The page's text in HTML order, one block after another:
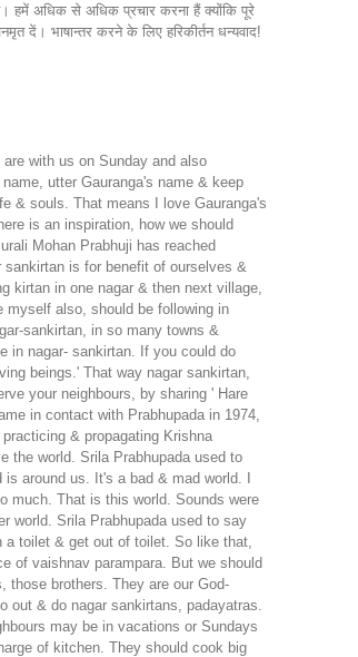
हमें अधिक से अधिक प्रचार करना हैं क्योंकि पूरे
दें। भाषान्तर करने के लिए हरिकीर्तन धन्यवाद!
with us on Sunday and also
utter Gauranga's name & keep
& souls. That means I love Gauranga's
is an inspiration, how we should
Mohan Prabhuji has reached
is for benefit of ourselves &
kirtan in one nagar & then next village,
myself also, should be following in
sankirtan, in so many towns &
in nagar- sankirtan. If you could do
beings.' That way nagar sankirtan,
your neighbours, by sharing ' Hare
in contact with Prabhupada in 1974,
& propagating Krishna
the world. Srila Prabhupada used to
around us. It's a bad & mad world. I
much. That is this world. Sounds were
world. Srila Prabhupada used to say
a toilet & get out of toilet. So like that,
of vaishnav parampara. But we should
those brothers. They are our God-
out & do nagar sankirtans, padayatras.
may be in vacations or Sundays
of kitchen. They should cook big